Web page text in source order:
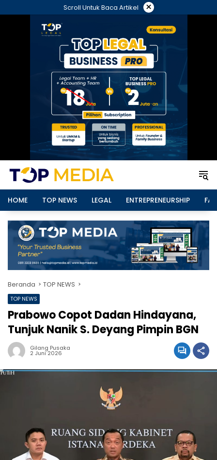
ke
Scroll Untuk Baca Artikel ×
HOME TOP NEWS LEGAL ENTREPRENEURSHIP
Beranda TOP NEWS
TOP NEWS
Prabowo Copot Dadan Hindayana,
Tunjuk Nanik S. Deyang Pimpin BGN
Gilang Pusaka
2 Juni 2026